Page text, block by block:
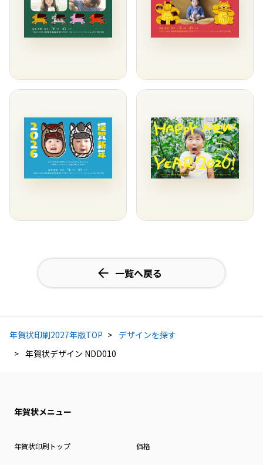
一覧へ戻る
年賀状印刷2027年版TOP
デザインを探す
年賀状デザイン NDD010
年賀状メニュー
年賀状印刷トップ 価格